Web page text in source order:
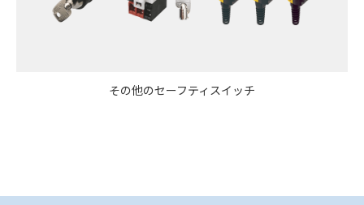
その他のセーフティスイッチ